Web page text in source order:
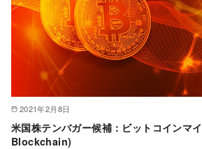
2021年2月8日
米国株テンバガー候補：ビットコインマ
Blockchain)